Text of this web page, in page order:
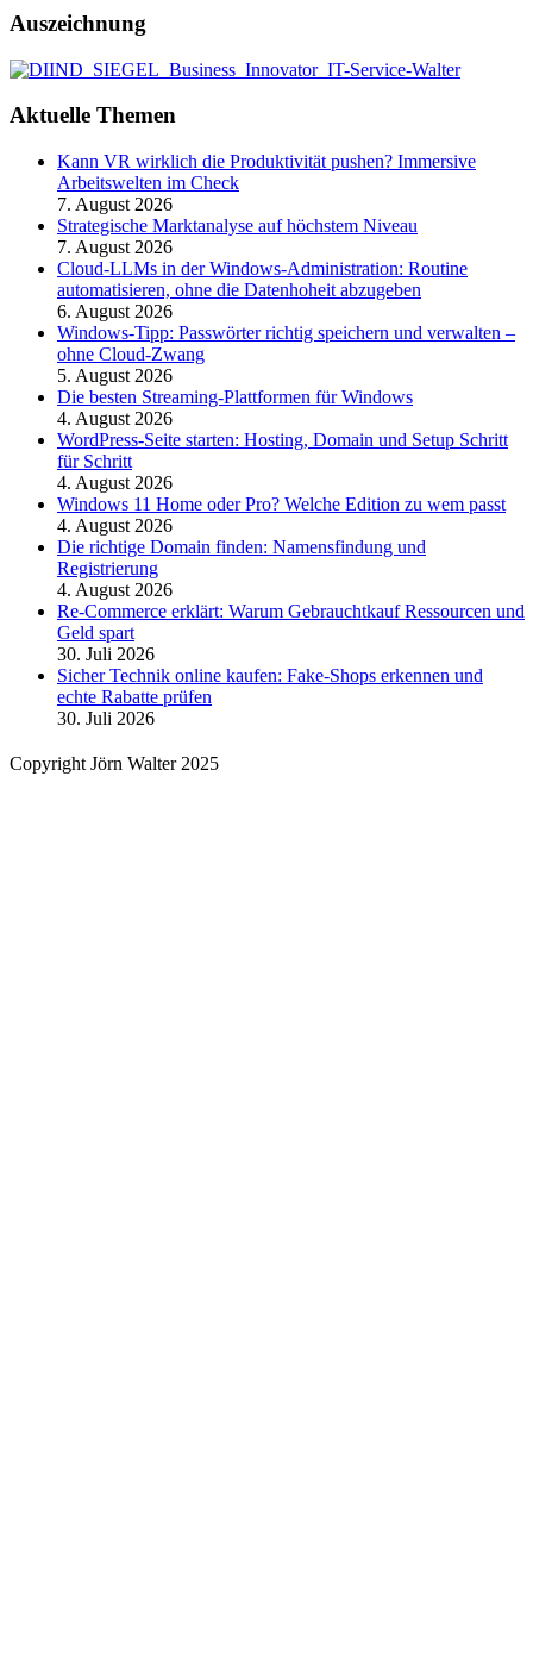
Auszeichnung
Aktuelle Themen
Kann VR wirklich die Produktivität pushen? Immersive
Arbeitswelten im Check
7. August 2026
Strategische Marktanalyse auf höchstem Niveau
7. August 2026
Cloud-LLMs in der Windows-Administration: Routine
automatisieren, ohne die Datenhoheit abzugeben
6. August 2026
Windows-Tipp: Passwörter richtig speichern und verwalten –
ohne Cloud-Zwang
5. August 2026
Die besten Streaming-Plattformen für Windows
4. August 2026
WordPress-Seite starten: Hosting, Domain und Setup Schritt
für Schritt
4. August 2026
Windows 11 Home oder Pro? Welche Edition zu wem passt
4. August 2026
Die richtige Domain finden: Namensfindung und
Registrierung
4. August 2026
Re-Commerce erklärt: Warum Gebrauchtkauf Ressourcen und
Geld spart
30. Juli 2026
Sicher Technik online kaufen: Fake-Shops erkennen und
echte Rabatte prüfen
30. Juli 2026
Copyright Jörn Walter 2025